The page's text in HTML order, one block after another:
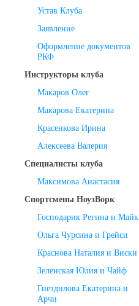
Устав Клуба
Заявление
Оформление документов
РКФ
Инструкторы клуба
Макаров Олег
Макарова Екатерина
Красенкова Ирина
Алексеева Валерия
Специалисты клуба
Максимова Анастасия
Спортсмены НоузВорк
Господарик Регина и Майк
Ольга Чурсина и Грейси
Краснова Наталия и Виски
Зеленская Юлия и Чайф
Гнездилова Екатерина и
Арчи